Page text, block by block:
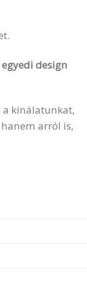
design
a kínálatunkat,
arról is,